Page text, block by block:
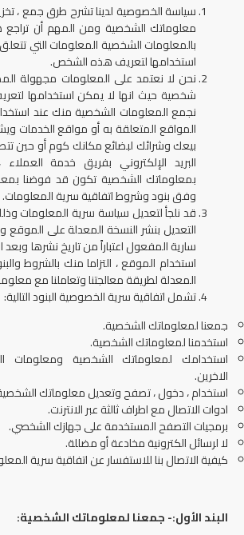
سياسة الخصوصية لدينا تشرح طرق جمع ،
معلوماتك الشخصية ومن المهم أن
بالمعلومات الشخصية المعلومات التي
استخدامها لتعريف هذه الشخص.
نحن لا نعتمد على المعلومات مجهولة
شخصية حيث انها لا يمكن استخدامها
نجمع المعلومات الشخصية منك عند
المواقع المتعلقة به أو مواقع الخدمات
بيعك وشرائك لبضائع مكانك كوم أو حين
البريد الإلكتروني بفريق خدمة
بمعلوماتك الشخصية تكون قد فوضنا
وفق بنود وشروط اتفاقية سرية المعلومات.
قد نلجأ لتعديل سياسة سرية المعلومات
التعديل بنشر النسخة المعدلة على الموقع
سارية المفعول اعتباراً من تاريخ نشرها
استخدام الموقع ، التزاما منك بالشروط
المعدلة لطريقة معالجتنا وتعاملنا مع
تشمل اتفاقية سرية الخصوصية البنود التالية:
جمعنا لمعلوماتك الشخصية.
استخدمنا لمعلوماتك الشخصية.
استخدامك لمعلوماتك الشخصية ومعلومات
الاخرين.
استخدام ، دخول ، تصفح وتعديل معلوماتك
ادوات الاتصال مع اطراف ثالثة عبر الانترنت.
برمجيات التصفح المستخدمة على جهازك الشخصي.
لا لرسائل الكترونية مخادعة أو مضللة.
كيفية الاتصال بنا للاستفسار عن اتفاقية سرية
​البند الأول:- جمعنا لمعلوماتك الشخصية: